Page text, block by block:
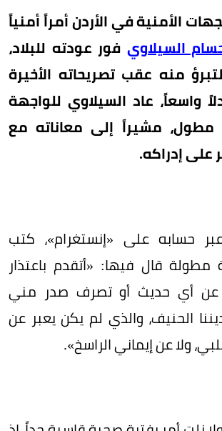
الأمنية في الأردن أمراً أمنياً
السيلاوي فور عودته للبلاد،
منه عقب تصريحاته الأخيرة
واسعاً، عاد السيلاوي للواجهة
مطول، مشيراً إلى معاناته مع
إدراكه.
حسابه على «إنستغرام»، كتب
مطولة قال فيها: «أتقدم باعتذار
أي حديث أو تصرف صدر مني
الحنيف، والذي لم يكن يعبر عن
ولا عن إيماني الراسخ».